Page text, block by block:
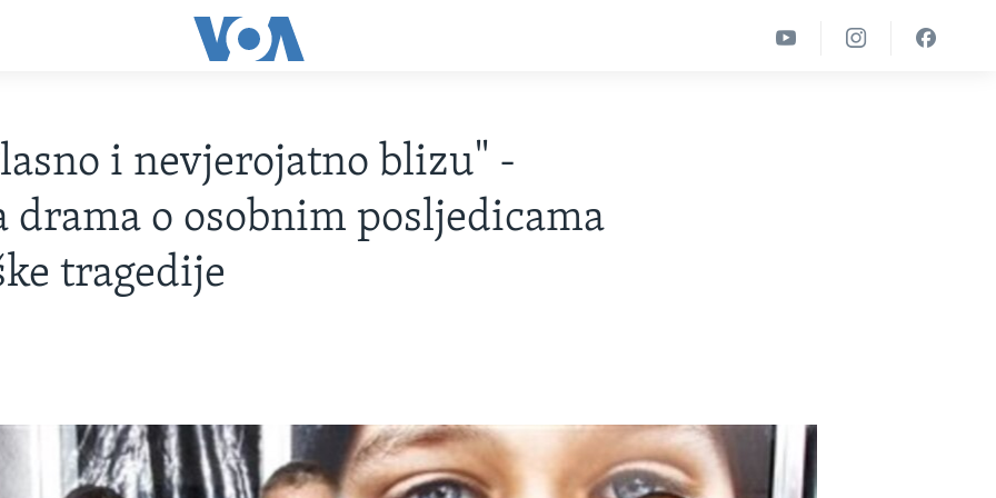
i nevjerojatno blizu" -
o osobnim posljedicama
tragedije